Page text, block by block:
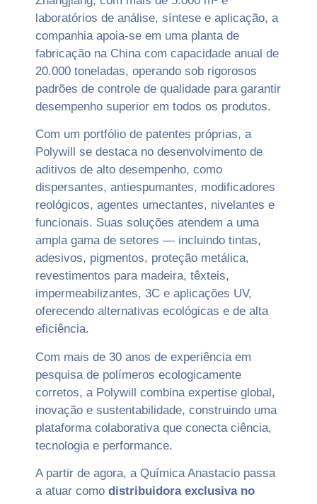
laboratórios de análise, síntese e aplicação, a
companhia apoia-se em uma planta de
fabricação na China com capacidade anual de
20.000 toneladas, operando sob rigorosos
padrões de controle de qualidade para garantir
desempenho superior em todos os produtos.
Com um portfólio de patentes próprias, a
Polywill se destaca no desenvolvimento de
aditivos de alto desempenho, como
dispersantes, antiespumantes, modificadores
reológicos, agentes umectantes, nivelantes e
funcionais. Suas soluções atendem a uma
ampla gama de setores — incluindo tintas,
adesivos, pigmentos, proteção metálica,
revestimentos para madeira, têxteis,
impermeabilizantes, 3C e aplicações UV,
oferecendo alternativas ecológicas e de alta
eficiência.
Com mais de 30 anos de experiência em
pesquisa de polímeros ecologicamente
corretos, a Polywill combina expertise global,
inovação e sustentabilidade, construindo uma
plataforma colaborativa que conecta ciência,
tecnologia e performance.
A partir de agora, a Química Anastacio passa
a atuar como distribuidora exclusiva no